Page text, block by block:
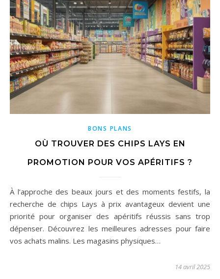
BONS PLANS
OÙ TROUVER DES CHIPS LAYS EN
PROMOTION POUR VOS APÉRITIFS ?
À l’approche des beaux jours et des moments festifs, la
recherche de chips Lays à prix avantageux devient une
priorité pour organiser des apéritifs réussis sans trop
dépenser. Découvrez les meilleures adresses pour faire
vos achats malins. Les magasins physiques…
14 avril 2025